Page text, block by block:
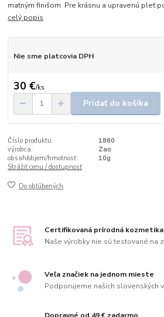
matným finišom. Pre krásnu a upravenú pleť
celý popis
Nie sme platcovia DPH
30 €/ks
Pridať do košíka
Číslo produktu:
1860
výrobca:
Zao
obsah/objem/hmotnosť:
10g
Strážiť cenu / dostupnosť
Do obľúbených
Certifikovaná prírodná kozmetika
Naše výrobky nie sú testované na
Veľa značiek na jednom mieste
Podporujeme našich slovenských